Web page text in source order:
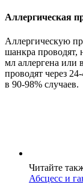
Аллергическая
Аллергическую
шанкра проводят,
мл аллергена или
проводят через
в 90-98% случаев.
Читайте
Абсцесс и